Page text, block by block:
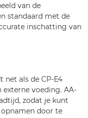
van de
standaard met de
inschatting van
net als de CP-E4
voeding. AA-
zodat je kunt
door te